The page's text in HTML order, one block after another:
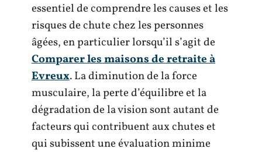
essentiel de comprendre les causes et les
risques de chute chez les personnes
âgées, en particulier lorsqu’il s’agit de
Comparer les maisons de retraite à
Evreux. La diminution de la force
musculaire, la perte d’équilibre et la
dégradation de la vision sont autant de
facteurs qui contribuent aux chutes et
qui subissent une évaluation minime